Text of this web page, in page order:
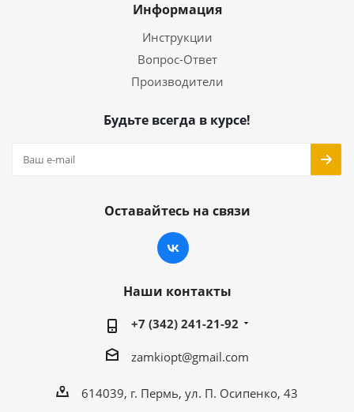
Информация
Инструкции
Вопрос-Ответ
Производители
Будьте всегда в курсе!
Оставайтесь на связи
Наши контакты
+7 (342) 241-21-92
zamkiopt@gmail.com
614039, г. Пермь, ул. П. Осипенко, 43